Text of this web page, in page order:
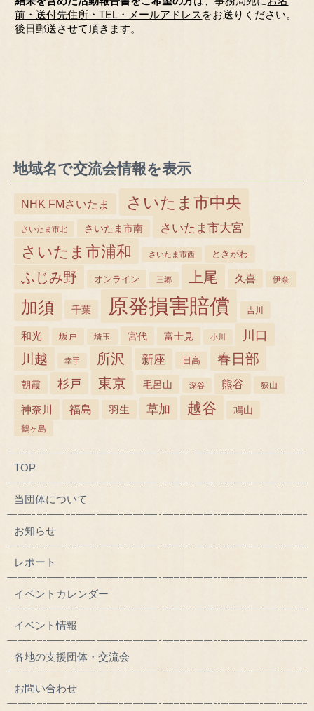
前・送付先住所・TEL・メールアドレスをお送りください。
後日郵送させて頂きます。
地域名で交流会情報を表示
NHK FMさいたま さいたま市中央
さいたま市北 さいたま市南 さいたま市大宮
さいたま市浦和 さいたま市西 ときがわ
ふじみ野 オンライン 三郷 上尾 久喜 伊奈
加須 千葉 原発損害賠償 吉川
和光 坂戸 埼玉 宮代 富士見 小川
川口
川越
幸手 所沢 新座 日高 春日部
朝霞 杉戸 東京 毛呂山 深谷 熊谷 狭山
神奈川 福島 羽生 草加 越谷 鳩山
鶴ヶ島
TOP
当団体について
お知らせ
レポート
イベントカレンダー
イベント情報
各地の支援団体・交流会
お問い合わせ